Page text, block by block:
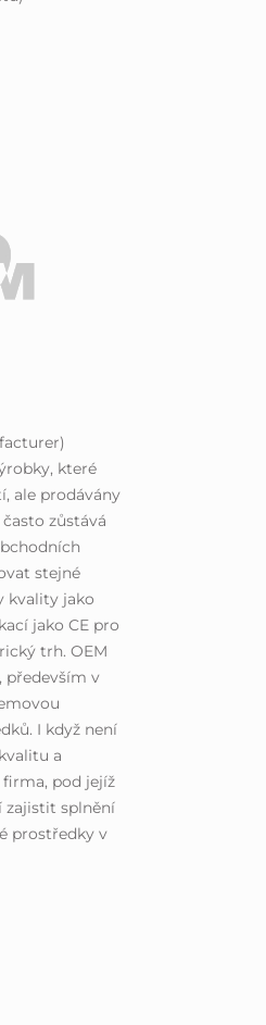
které
ale prodávány
zůstává
stejné
kvality jako
jako CE pro
trh. OEM
především v
I když není
a
pod jejíž
zajistit splnění
prostředky v